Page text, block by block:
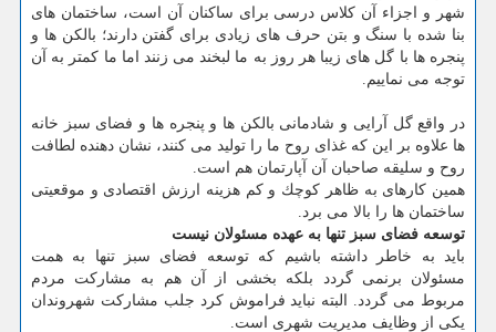
شهر و اجزاء آن كلاس درسی برای ساكنان آن است، ساختمان های
بنا شده با سنگ و بتن حرف های زیادی برای گفتن دارند؛ بالكن ها و
پنجره ها با گل های زیبا هر روز به ما لبخند می زنند اما ما كمتر به آن
توجه می نماییم.
در واقع گل آرایی و شادمانی بالكن ها و پنجره ها و فضای سبز خانه
ها علاوه بر این كه غذای روح ما را تولید می كنند، نشان دهنده لطافت
روح و سلیقه صاحبان آن آپارتمان هم است.
همین كارهای به ظاهر كوچك و كم هزینه ارزش اقتصادی و موقعیتی
ساختمان ها را بالا می برد.
توسعه فضای سبز تنها به عهده مسئولان نیست
باید به خاطر داشته باشیم كه توسعه فضای سبز تنها به همت
مسئولان برنمی گردد بلكه بخشی از آن هم به مشاركت مردم
مربوط می گردد. البته نباید فراموش كرد جلب مشاركت شهروندان
یكی از وظایف مدیریت شهری است.